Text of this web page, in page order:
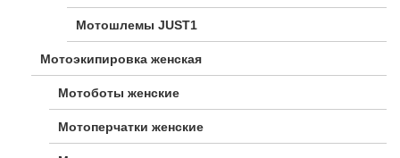
Мотошлемы JUST1
Мотоэкипировка женская
Мотоботы женские
Мотоперчатки женские